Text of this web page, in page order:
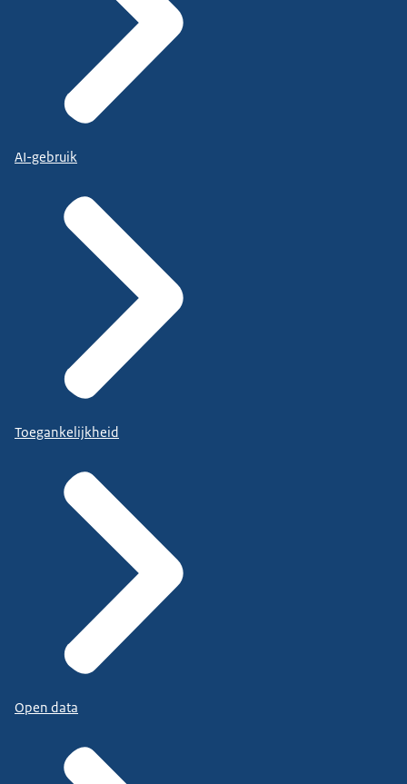
AI-gebruik
Toegankelijkheid
Open data